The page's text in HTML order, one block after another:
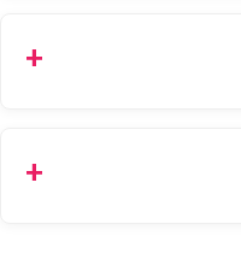
بچ‌کد قابل استعلام هستند.
انتخاب کنید و برای شهرستان‌ها بین یک الی ۳ روز کاری از طریق